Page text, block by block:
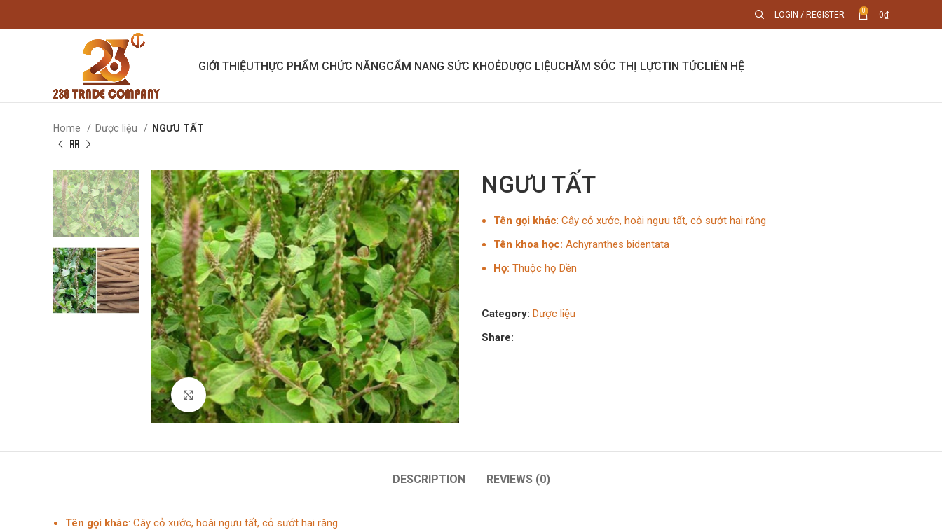
LOGIN / REGISTER 0 0₫
GIỚI THIỆUTHỰC PHẨM CHỨC NĂNGCẨM NANG SỨC KHOẺDƯỢC LIỆUCHĂM SÓC THỊ LỰCTIN TỨCLIÊN HỆ
Home Dược liệu NGƯU TẤT
Click to enlarge
NGƯU TẤT
Tên gọi khác: Cây cỏ xước, hoài ngưu tất, cỏ sướt hai răng
Tên khoa học: Achyranthes bidentata
Họ: Thuộc họ Dền
Category: Dược liệu
Share:
DESCRIPTION REVIEWS (0)
Tên gọi khác: Cây cỏ xước, hoài ngưu tất, cỏ sướt hai răng